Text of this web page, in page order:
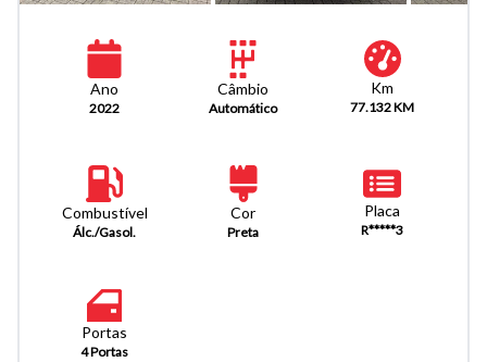
Ano
2022
Câmbio
Automático
Km
77.132 KM
Combustível
Álc./Gasol.
Cor
Preta
Placa
R*****3
Portas
4 Portas